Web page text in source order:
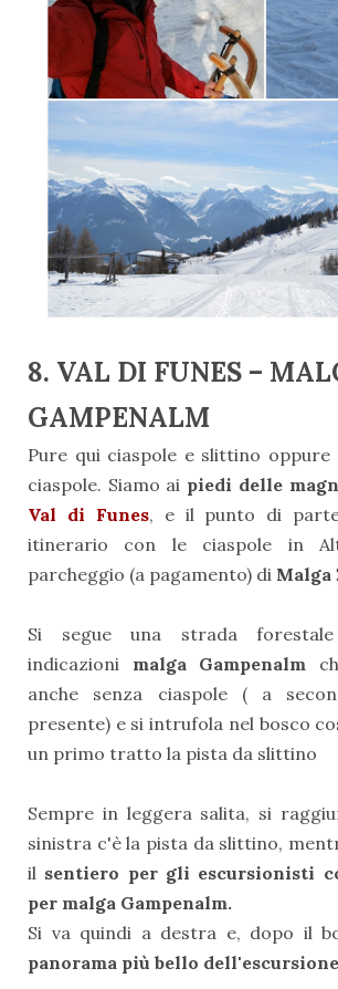
8. VAL DI FUNES –
GAMPENALM
Pure qui ciaspole e slittino oppure
ciaspole. Siamo ai piedi delle
Val di Funes, e il punto di
itinerario con le ciaspole in
parcheggio (a pagamento) di Malga
Si segue una strada
indicazioni malga Gampenalm
anche senza ciaspole ( a
presente) e si intrufola nel bosco
un primo tratto la pista da slittino
Sempre in leggera salita, si
sinistra c'è la pista da slittino,
il sentiero per gli escursionisti
per malga Gampenalm.
Si va quindi a destra e, dopo il
panorama più bello